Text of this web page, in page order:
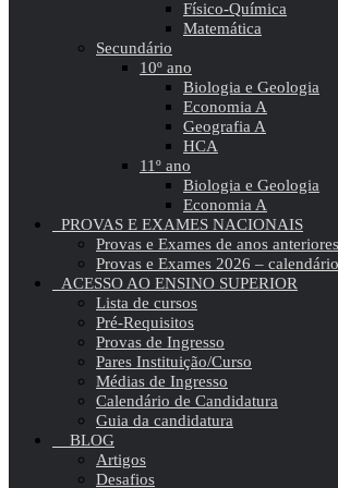
Físico-Química
Matemática
Secundário
10º ano
Biologia e Geologia
Economia A
Geografia A
HCA
11º ano
Biologia e Geologia
Economia A
PROVAS E EXAMES NACIONAIS
Provas e Exames de anos
Provas e Exames 2026 –
ACESSO AO ENSINO SUPERIOR
Lista de cursos
Pré-Requisitos
Provas de Ingresso
Pares Instituição/Curso
Médias de Ingresso
Calendário de Candidatura
Guia da candidatura
BLOG
Artigos
Desafios